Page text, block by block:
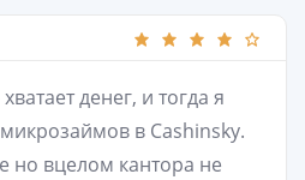
денег, и тогда я
в Cashinsky.
но вцелом кантора не